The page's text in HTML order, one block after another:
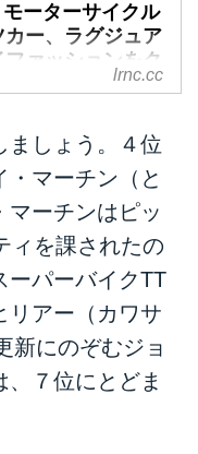
ーターサイクル
ー、ラグジュア
ファッションをク
ーさせ、新しいラ
公道レース、マン島
えるニュース記事
見ていたら、なんか
オジサン（失礼）
名なライダーだった
、そうではなさそう
の人・・・？ あ
たらこの人って、
？
ワーク」ではありま
lrnc.cc
ましょう。４位
・マーチン（と
マーチンはピッ
ィを課されたの
ーパーバイクTT
リアー（カワサ
新にのぞむジョ
７位にとどま